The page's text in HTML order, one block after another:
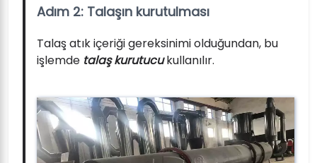
Adım 2: Talaşın kurutulması
Talaş atık içeriği gereksinimi olduğundan, bu
işlemde talaş kurutucukullanılır.